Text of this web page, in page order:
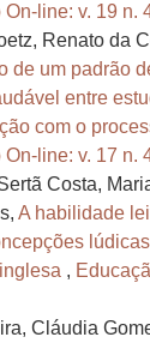
On-line: v. 19 n.
Renato da
de um padrão
entre
com o
On-line: v. 17 n.
Costa,
A habilidade
,
Cláudia